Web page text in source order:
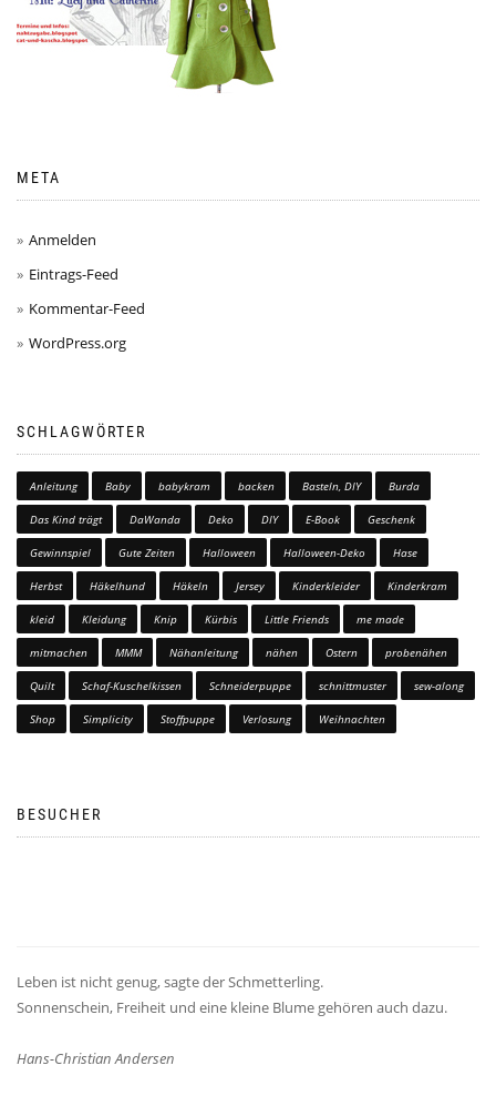
META
Anmelden
Eintrags-Feed
Kommentar-Feed
WordPress.org
SCHLAGWÖRTER
Anleitung Baby babykram backen Basteln, DIY Burda
Das Kind trägt DaWanda Deko DIY E-Book Geschenk
Gewinnspiel Gute Zeiten Halloween Halloween-Deko Hase
Herbst Häkelhund Häkeln Jersey Kinderkleider Kinderkram
kleid Kleidung Knip Kürbis Little Friends me made
mitmachen MMM Nähanleitung nähen Ostern probenähen
Quilt Schaf-Kuschelkissen Schneiderpuppe schnittmuster sew-along
Shop Simplicity Stoffpuppe Verlosung Weihnachten
BESUCHER
Leben ist nicht genug, sagte der Schmetterling.
Sonnenschein, Freiheit und eine kleine Blume gehören auch dazu.
Hans-Christian Andersen